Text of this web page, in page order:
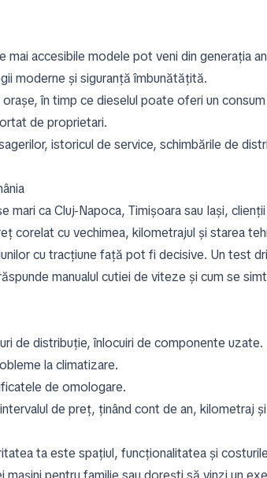
accesibile modele pot veni din generația
moderne și siguranță îmbunătățită.
în timp ce dieselul poate oferi un consum
de proprietari.
istoricul de service, schimbările de
ca Cluj-Napoca, Timișoara sau Iași,
corelat cu vechimea, kilometrajul și starea
cu tracțiune față pot fi decisive. Un test
manualul cutiei de viteze și cum se
de distribuție, înlocuiri de componente uzate.
la climatizare.
de omologare.
de preț, ținând cont de an, kilometraj
ta este spațiul, funcționalitatea și